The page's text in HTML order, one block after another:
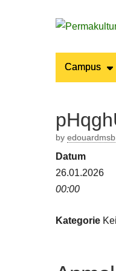
–
Main
menu
Campus
by edouardmsb
Datum
26.01.2026
00:00
Kategorie